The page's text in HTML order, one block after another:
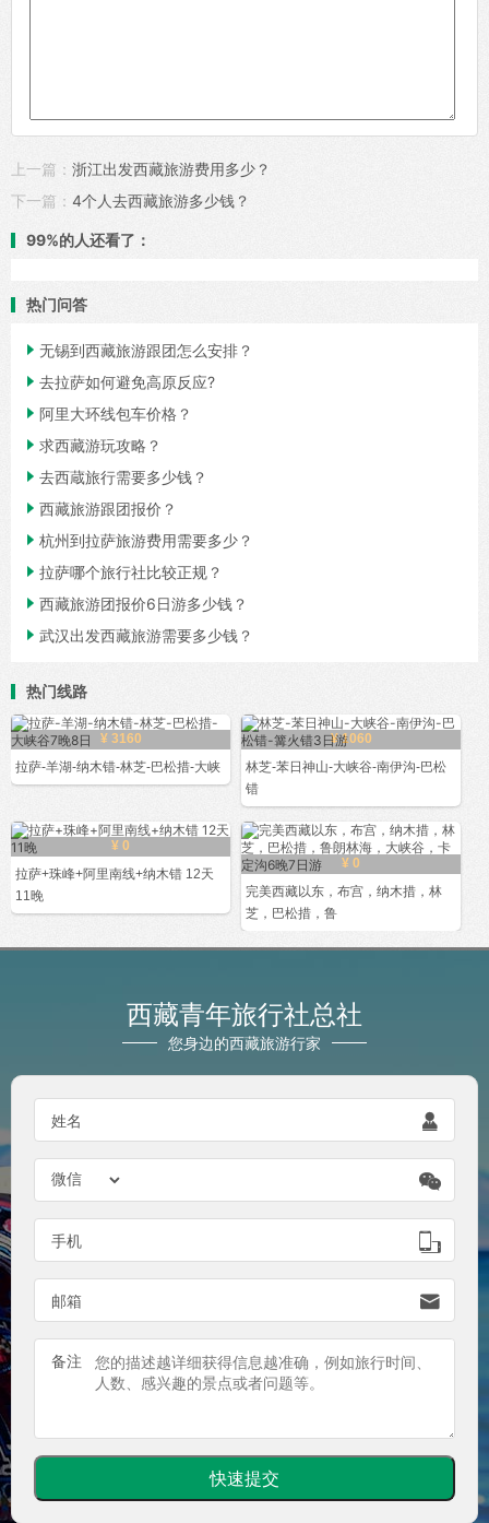
上一篇： 浙江出发西藏旅游费用多少？
下一篇： 4个人去西藏旅游多少钱？
99%的人还看了：
热门问答
 无锡到西藏旅游跟团怎么安排？
 去拉萨如何避免高原反应?
 阿里大环线包车价格？
 求西藏游玩攻略？
 去西蔵旅行需要多少钱？
 西藏旅游跟团报价？
 杭州到拉萨旅游费用需要多少？
 拉萨哪个旅行社比较正规？
 西藏旅游团报价6日游多少钱？
 武汉出发西藏旅游需要多少钱？
热门线路
¥ 3160
拉萨-羊湖-纳木错-林芝-巴松措-大峡
¥ 1060
林芝-苯日神山-大峡谷-南伊沟-巴松
错
¥ 0
拉萨+珠峰+阿里南线+纳木错 12天
11晚
¥ 0
完美西藏以东，布宫，纳木措，林
芝，巴松措，鲁
西藏青年旅行社总社
您身边的西藏旅游行家
姓名 

手机 
邮箱 
备注